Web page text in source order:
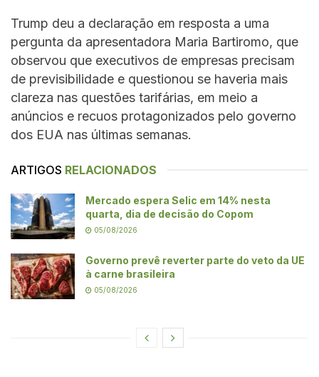
Trump deu a declaração em resposta a uma
pergunta da apresentadora Maria Bartiromo, que
observou que executivos de empresas precisam
de previsibilidade e questionou se haveria mais
clareza nas questões tarifárias, em meio a
anúncios e recuos protagonizados pelo governo
dos EUA nas últimas semanas.
ARTIGOS RELACIONADOS
Mercado espera Selic em 14% nesta
quarta, dia de decisão do Copom
05/08/2026
Governo prevê reverter parte do veto da UE
à carne brasileira
05/08/2026